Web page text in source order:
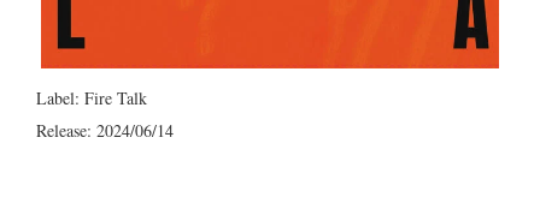
Label: Fire Talk
Release: 2024/06/14